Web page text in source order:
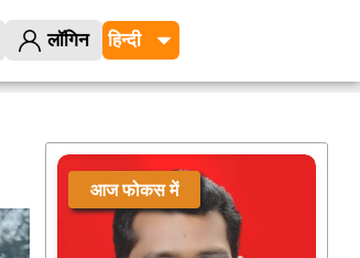
लॉगिन
आज फोकस में